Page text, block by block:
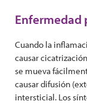
Enfermedad
Cuando la
causar
se mueva
causar difusión
intersticial. Los